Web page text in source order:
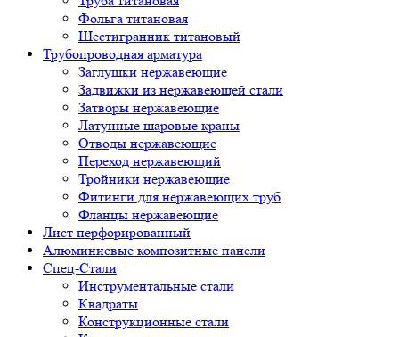
Фольга титановая
Шестигранник титановый
Трубопроводная арматура
Заглушки нержавеющие
Задвижки из нержавеющей стали
Затворы нержавеющие
Латунные шаровые краны
Отводы нержавеющие
Переход нержавеющий
Тройники нержавеющие
Фитинги для нержавеющих труб
Фланцы нержавеющие
Лист перфорированный
Алюминиевые композитные панели
Спец-Стали
Инструментальные стали
Квадраты
Конструкционные стали